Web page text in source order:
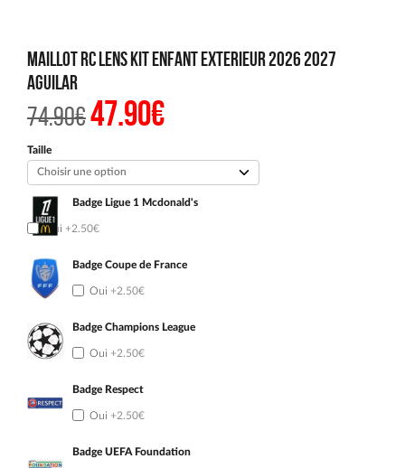
Maillot RC Lens Kit Enfant Exterieur 2026 2027
Aguilar
74.90€Le
prix
était :
74.90€.
47.90€Le
prix
est :
47.90€.
Taille
Badge Ligue 1 Mcdonald's
Oui +2.50€
Badge Coupe de France
Oui +2.50€
Badge Champions League
Oui +2.50€
Badge Respect
Oui +2.50€
Badge UEFA Foundation